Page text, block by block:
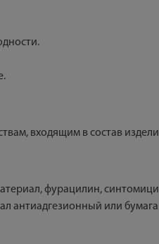
входящим в состав
фурацилин,
антиадгезионный или